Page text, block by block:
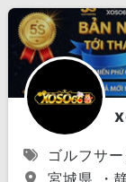
ゴルフサ
宮城県 ・